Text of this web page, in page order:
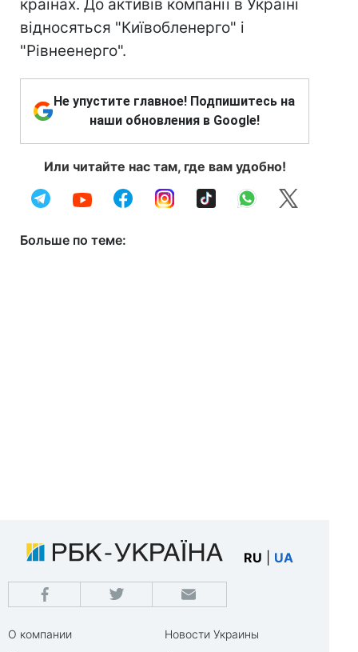
країнах. До активів компанії в Україні
відносяться "Київобленерго" і
"Рівнеенерго".
Не упустите главное! Подпишитесь на
наши обновления в Google!
Или читайте нас там, где вам удобно!
Больше по теме:
RU UA
О компании
Новости Украины